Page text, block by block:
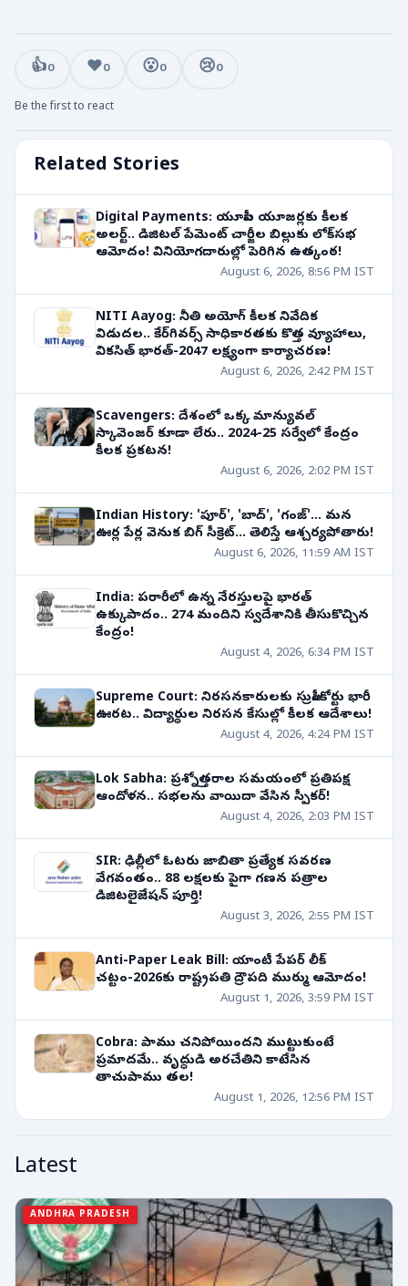
Related Stories
Digital Payments: యూపీఐ యూజర్లకు కీలక
అలర్ట్.. డిజిటల్ పేమెంట్ చార్జీల బిల్లుకు లోక్‌సభ
ఆమోదం! వినియోగదారుల్లో పెరిగిన ఉత్కంఠ!
August 6, 2026, 8:56 PM IST
NITI Aayog: నీతి అయోగ్ కీలక నివేదిక
విడుదల.. కేర్‌గివర్స్ సాధికారతకు కొత్త వ్యూహాలు,
వికసిత్ భారత్-2047 లక్ష్యంగా కార్యాచరణ!
August 6, 2026, 2:42 PM IST
Scavengers: దేశంలో ఒక్క మాన్యువల్
స్కావెంజర్ కూడా లేరు.. 2024-25 సర్వేలో కేంద్రం
కీలక ప్రకటన!
August 6, 2026, 2:02 PM IST
Indian History: 'పూర్', 'బాద్', 'గంజ్'... మన
ఊర్ల పేర్ల వెనుక బిగ్ సీక్రెట్... తెలిస్తే ఆశ్చర్యపోతారు!
August 6, 2026, 11:59 AM IST
India: పరారీలో ఉన్న నేరస్తులపై భారత్
ఉక్కుపాదం.. 274 మందిని స్వదేశానికి తీసుకొచ్చిన
కేంద్రం!
August 4, 2026, 6:34 PM IST
Supreme Court: నిరసనకారులకు సుప్రీంకోర్టు భారీ
ఊరట.. విద్యార్థుల నిరసన కేసుల్లో కీలక ఆదేశాలు!
August 4, 2026, 4:24 PM IST
Lok Sabha: ప్రశ్నోత్తరాల సమయంలో ప్రతిపక్ష
ఆందోళన.. సభలను వాయిదా వేసిన స్పీకర్!
August 4, 2026, 2:03 PM IST
SIR: ఢిల్లీలో ఓటరు జాబితా ప్రత్యేక సవరణ
వేగవంతం.. 88 లక్షలకు పైగా గణన పత్రాల
డిజిటలైజేషన్ పూర్తి!
August 3, 2026, 2:55 PM IST
Anti-Paper Leak Bill: యాంటీ పేపర్ లీక్
చట్టం-2026కు రాష్ట్రపతి ద్రౌపది ముర్ము ఆమోదం!
August 1, 2026, 3:59 PM IST
Cobra: పాము చనిపోయిందని ముట్టుకుంటే
ప్రమాదమే.. వృద్ధుడి అరచేతిని కాటేసిన
తాచుపాము తల!
August 1, 2026, 12:56 PM IST
👍0 ❤️0 😮0 😢0
Be the first to react
Latest
ANDHRA PRADESH